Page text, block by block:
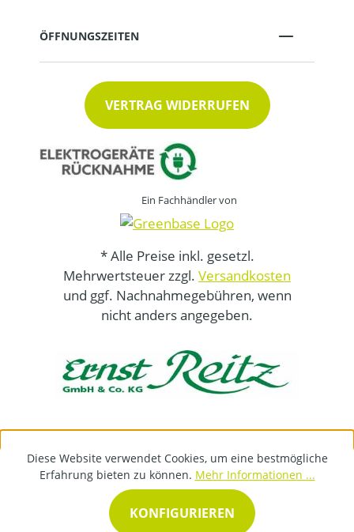
ÖFFNUNGSZEITEN
VERTRAG WIDERRUFEN
Ein Fachhändler von
* Alle Preise inkl. gesetzl.
Mehrwertsteuer zzgl. Versandkosten
und ggf. Nachnahmegebühren, wenn
nicht anders angegeben.
Diese Website verwendet Cookies, um eine bestmögliche
Erfahrung bieten zu können. Mehr Informationen ...
KONFIGURIEREN